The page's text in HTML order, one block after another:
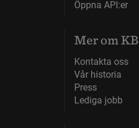
Öppna API:er
Mer om KB
Kontakta oss
Vår historia
Press
Lediga jobb